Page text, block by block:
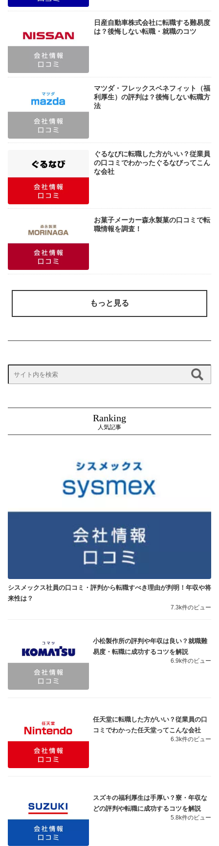
日産自動車株式会社に転職する難易度
は？後悔しない転職・就職のコツ
マツダ・フレックスベネフィット（福
利厚生）の評判は？後悔しない転職方
法
ぐるなびに転職した方がいい？従業員
の口コミでわかったぐるなびってこん
な会社
お菓子メーカー森永製菓の口コミで転
職情報を調査！
もっと見る
Ranking
人気記事
シスメックス社員の口コミ・評判から転職すべき理由が判明！年収や将
来性は？
7.3k件のビュー
小松製作所の評判や年収は良い？就職難
易度・転職に成功するコツを解説
6.9k件のビュー
任天堂に転職した方がいい？従業員の口
コミでわかった任天堂ってこんな会社
6.3k件のビュー
スズキの福利厚生は手厚い？寮・年収な
どの評判や転職に成功するコツを解説
5.8k件のビュー